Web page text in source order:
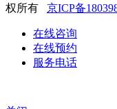
权所有
京ICP备
在线咨询
在线预约
服务电话